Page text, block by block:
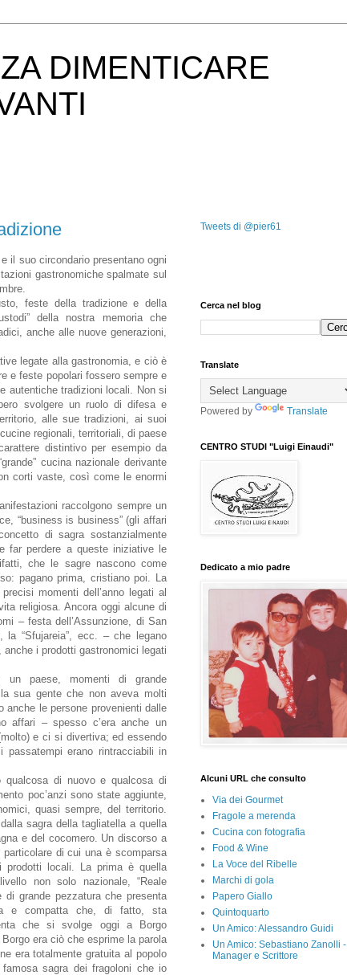
DIMENTICARE
il suo circondario presentano ogni
gastronomiche spalmate sul
feste della tradizione e della
della nostra memoria che
anche alle nuove generazioni,
legate alla gastronomia, e ciò è
e feste popolari fossero sempre e
autentiche tradizioni locali. Non si
svolgere un ruolo di difesa e
alle sue tradizioni, ai suoi
regionali, territoriali, di paese
distintivo per esempio da
cucina nazionale derivante
corti vaste, così come le enormi
raccolgono sempre un
“business is business” (gli affari
di sagra sostanzialmente
far perdere a queste iniziative le
che le sagre nascono come
pagano prima, cristiano poi. La
momenti dell’anno legati al
religiosa. Ancora oggi alcune di
– festa dell’Assunzione, di San
la “Sfujareia”, ecc. – che legano
i prodotti gastronomici legati
paese, momenti di grande
sua gente che non aveva molti
anche le persone provenienti dalle
affari – spesso c’era anche un
e ci si divertiva; ed essendo
passatempi erano rintracciabili in
qualcosa di nuovo e qualcosa di
poc’anzi sono state aggiunte,
quasi sempre, del territorio.
sagra della tagliatella a quella
e del cocomero. Un discorso a
di cui una è scomparsa
prodotti locali. La prima è quella
non solo nazionale, “Reale
di grande pezzatura che presenta
e compatta che, di fatto, sta
che si svolge oggi a Borgo
era ciò che esprime la parola
era totalmente gratuita al popolo
sagra dei fragoloni che io
Tweets di @pier61
Cerca nel blog
Translate
Powered by Translate
CENTRO STUDI "Luigi Einaudi"
Dedicato a mio padre
Alcuni URL che consulto
Via dei Gourmet
Fragole a merenda
Cucina con fotografia
Food & Wine
La Voce del Ribelle
Marchi di gola
Papero Giallo
Quintoquarto
Un Amico: Alessandro Guidi
Un Amico: Sebastiano Zanolli -
Manager e Scrittore